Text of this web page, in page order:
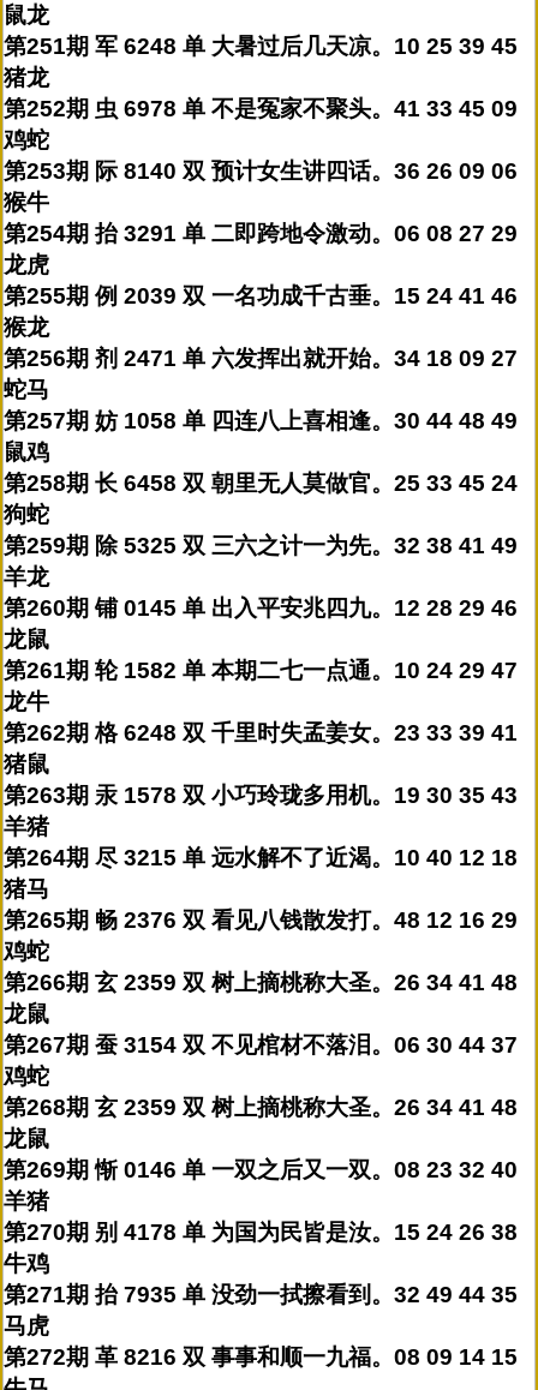
鼠龙
第251期 军 6248 单 大暑过后几天凉。10 25 39 45
猪龙
第252期 虫 6978 单 不是冤家不聚头。41 33 45 09
鸡蛇
第253期 际 8140 双 预计女生讲四话。36 26 09 06
猴牛
第254期 抬 3291 单 二即跨地令激动。06 08 27 29
龙虎
第255期 例 2039 双 一名功成千古垂。15 24 41 46
猴龙
第256期 剂 2471 单 六发挥出就开始。34 18 09 27
蛇马
第257期 妨 1058 单 四连八上喜相逢。30 44 48 49
鼠鸡
第258期 长 6458 双 朝里无人莫做官。25 33 45 24
狗蛇
第259期 除 5325 双 三六之计一为先。32 38 41 49
羊龙
第260期 铺 0145 单 出入平安兆四九。12 28 29 46
龙鼠
第261期 轮 1582 单 本期二七一点通。10 24 29 47
龙牛
第262期 格 6248 双 千里时失孟姜女。23 33 39 41
猪鼠
第263期 汞 1578 双 小巧玲珑多用机。19 30 35 43
羊猪
第264期 尽 3215 单 远水解不了近渴。10 40 12 18
猪马
第265期 畅 2376 双 看见八钱散发打。48 12 16 29
鸡蛇
第266期 玄 2359 双 树上摘桃称大圣。26 34 41 48
龙鼠
第267期 蚕 3154 双 不见棺材不落泪。06 30 44 37
鸡蛇
第268期 玄 2359 双 树上摘桃称大圣。26 34 41 48
龙鼠
第269期 惭 0146 单 一双之后又一双。08 23 32 40
羊猪
第270期 别 4178 单 为国为民皆是汝。15 24 26 38
牛鸡
第271期 抬 7935 单 没劲一拭擦看到。32 49 44 35
马虎
第272期 革 8216 双 事事和顺一九福。08 09 14 15